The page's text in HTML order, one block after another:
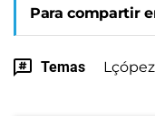
Para compartir
Temas